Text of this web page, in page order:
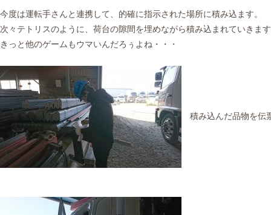
今度は運転手さんと連携して、的確に指示された場所に積み込ます。
次々テトリスのように、荷台の隙間を埋めながら積み込まれていきま
きっと他のゲームもウマいんだろぅよね・・・
積み込んだ品物を伝